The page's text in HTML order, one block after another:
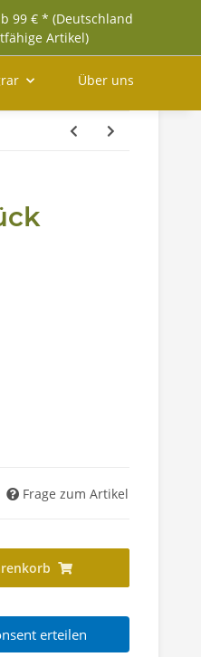
99 € * (Deutschland
Artikel)
Über uns
Frage zum Artikel
erteilen